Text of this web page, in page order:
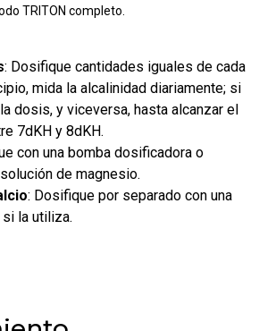
TRITON completo.
: Dosifique cantidades iguales de cada
mida la alcalinidad diariamente; si
dosis, y viceversa, hasta alcanzar el
7dKH y 8dKH.
con una bomba dosificadora o
de magnesio.
: Dosifique por separado con una
la utiliza.